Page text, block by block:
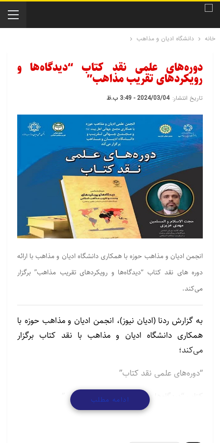
خانه دانشگاه ادیان و مذاهب
دوره‌های علمی نقد کتاب “دیدگاه‌ها و
رویکردهای تقریب مذاهب”
تاریخ انتشار: 2024/03/04 - 3:49 ب.ظ
انجمن ادیان و مذاهب حوزه با همکاری دانشگاه ادیان و مذاهب با ارائه
دوره های نقد کتاب “دیدگاه‌ها و رویکردهای تقریب مذاهب” برگزار
می‌کند.
به گزارش ردنا (ادیان نیوز)، انجمن ادیان و مذاهب حوزه با
همکاری دانشگاه ادیان و مذاهب با نقد کتاب برگزار
می‌کند؛
“دوره‌های علمی نقد کتاب”
کتاب “دیدگاه‌ها و رویکردهای تقریب مذاهب”
ادامه مطلب